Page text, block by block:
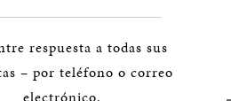
respuesta a todas sus
– por teléfono o correo
electrónico.